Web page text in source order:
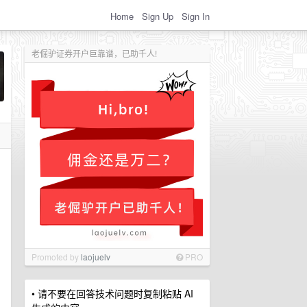
Home Sign Up Sign In
老倔驴证券开户巨靠谱，已助千人!
Promoted bylaojuelv PRO
• 请不要在回答技术问题时复制粘贴 AI